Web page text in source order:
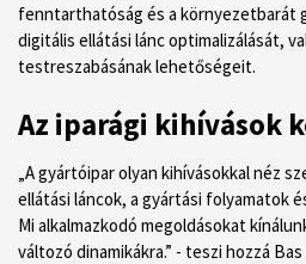
fenntarthatóság és a környezetbarát
digitális ellátási lánc optimalizálását,
testreszabásának lehetőségeit.
Az iparági kihívások
„A gyártóipar olyan kihívásokkal néz
ellátási láncok, a gyártási folyamatok
Mi alkalmazkodó megoldásokat
változó dinamikákra.” - teszi hozzá